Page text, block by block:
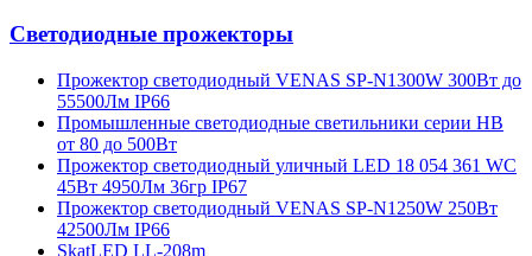
Светодиодные прожекторы
Прожектор светодиодный VENAS SP-N1300W 300Вт до
55500Лм IP66
Промышленные светодиодные светильники серии HB
от 80 до 500Вт
Прожектор светодиодный уличный LED 18 054 361 WC
45Вт 4950Лм 36гр IP67
Прожектор светодиодный VENAS SP-N1250W 250Вт
42500Лм IP66
SkatLED LL-208m